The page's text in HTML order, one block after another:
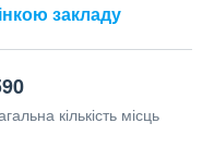
закладу
кількість місць